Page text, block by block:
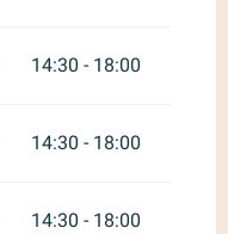
14:30 - 18:00
14:30 - 18:00
14:30 - 18:00